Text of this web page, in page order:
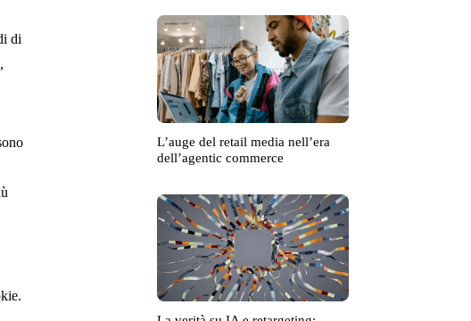
di
L’auge del retail media nell’era
dell’agentic commerce